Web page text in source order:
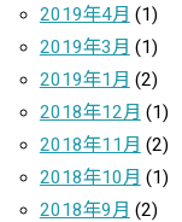
2019年4月 (1)
2019年3月 (1)
2019年1月 (2)
2018年12月 (1)
2018年11月 (2)
2018年10月 (1)
2018年9月 (2)